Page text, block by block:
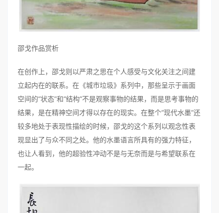
邵戈作品赏析
在创作上，邵戈则以严肃之思在个人感受与文化关注之间建
立起内在的联系。在《城市垃圾》系列中，那些呈示于画面
空间的“状态”和“结构”不是观察事物的结果，而是思考事物的
结果，是在精神空间才得以存在的现实。在整个“现代水墨”还
较多地处于表现性描绘的时候，邵戈的这个系列以观念性表
现显出了与众不同之处。他的水墨语言所具有的强力特征，
也让人看到，他的超验性冲动不是与无奈而是与希望联系在
一起。